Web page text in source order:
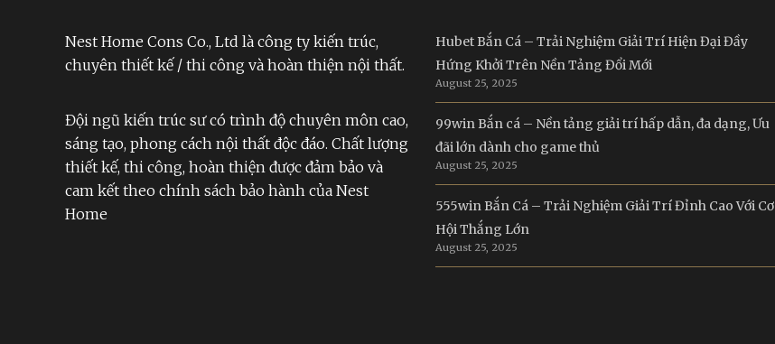
Nest Home Cons Co., Ltd là công ty kiến trúc,
chuyên thiết kế / thi công và hoàn thiện nội thất.
Đội ngũ kiến trúc sư có trình độ chuyên môn cao,
sáng tạo, phong cách nội thất độc đáo. Chất lượng
thiết kế, thi công, hoàn thiện được đảm bảo và
cam kết theo chính sách bảo hành của Nest
Home
Hubet Bắn Cá – Trải Nghiệm Giải Trí Hiện Đại Đầy
Hứng Khởi Trên Nền Tảng Đổi Mới
August 25, 2025
99win Bắn cá – Nền tảng giải trí hấp dẫn, đa dạng, Ưu
đãi lớn dành cho game thủ
August 25, 2025
555win Bắn Cá – Trải Nghiệm Giải Trí Đỉnh Cao Với Cơ
Hội Thắng Lớn
August 25, 2025